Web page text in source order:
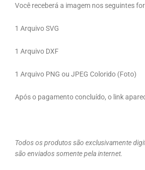
Você receberá a imagem nos seguintes
1 Arquivo SVG
1 Arquivo DXF
1 Arquivo PNG ou JPEG Colorido (Foto)
Após o pagamento concluído, o link
Todos os produtos são exclusivamente
são enviados somente pela internet.